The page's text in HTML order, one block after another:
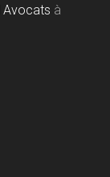
Avocats à